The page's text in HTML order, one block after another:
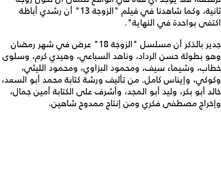
ثانية، وكما شاهدنا في فيلم "الزوجة 13" أن رشدي أباظة
اكتفى بواحدة في النهاية".
جدير بالذكر أن مسلسل "الزوجة 18" عرض في شهر رمضان
وهو بطولة حسن الرداد، وناهد السباعي، وهيدي كرم، وسلوى
خطاب، وشيماء سيف، ومحمود البزاوي، ومحمود الليثي،
وكوكي، وإيناس كامل. من تأليف ورشة كتابة محمد أبو السعد،
خالد أبو بكر، وليد أبو المجد، وأشرف على الكتابة أمين جمال،
وإخراج مصطفى فكري ومن إنتاج ممدوح شاهين.